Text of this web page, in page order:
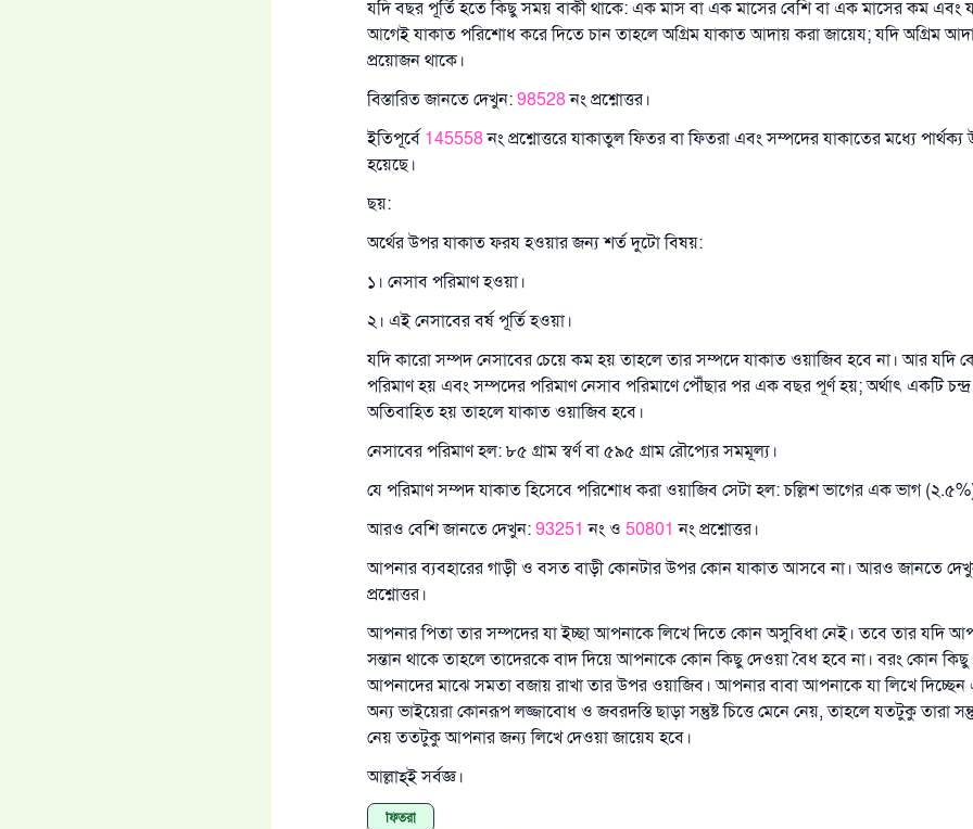
যদি বছর পূর্তি হতে কিছু সময় বাকী থাকে: এক মাস বা এক মাসের বেশি বা এক মাসের কম এবং
আগেই যাকাত পরিশোধ করে দিতে চান তাহলে অগ্রিম যাকাত আদায় করা জায়েয; যদি অগ্রিম
প্রয়োজন থাকে।
বিস্তারিত জানতে দেখুন: 98528নং প্রশ্নোত্তর।
ইতিপূর্বে 145558নং প্রশ্নোত্তরে যাকাতুল ফিতর বা ফিতরা এবং সম্পদের যাকাতের মধ্যে পার্থক্য
হয়েছে।
ছয়:
অর্থের উপর যাকাত ফরয হওয়ার জন্য শর্ত দুটো বিষয়:
১। নেসাব পরিমাণ হওয়া।
২। এই নেসাবের বর্ষ পূর্তি হওয়া।
যদি কারো সম্পদ নেসাবের চেয়ে কম হয় তাহলে তার সম্পদে যাকাত ওয়াজিব হবে না। আর যদি
পরিমাণ হয় এবং সম্পদের পরিমাণ নেসাব পরিমাণে পৌঁছার পর এক বছর পূর্ণ হয়; অর্থাৎ একটি চন্দ্র
অতিবাহিত হয় তাহলে যাকাত ওয়াজিব হবে।
নেসাবের পরিমাণ হল: ৮৫ গ্রাম স্বর্ণ বা ৫৯৫ গ্রাম রৌপ্যের সমমূল্য।
যে পরিমাণ সম্পদ যাকাত হিসেবে পরিশোধ করা ওয়াজিব সেটা হল: চল্লিশ ভাগের এক ভাগ
আরও বেশি জানতে দেখুন: 93251নং ও 50801নং প্রশ্নোত্তর।
আপনার ব্যবহারের গাড়ী ও বসত বাড়ী কোনটার উপর কোন যাকাত আসবে না। আরও জানতে
প্রশ্নোত্তর।
আপনার পিতা তার সম্পদের যা ইচ্ছা আপনাকে লিখে দিতে কোন অসুবিধা নেই। তবে তার যদি
সন্তান থাকে তাহলে তাদেরকে বাদ দিয়ে আপনাকে কোন কিছু দেওয়া বৈধ হবে না। বরং কোন কিছু
আপনাদের মাঝে সমতা বজায় রাখা তার উপর ওয়াজিব। আপনার বাবা আপনাকে যা লিখে
অন্য ভাইয়েরা কোনরূপ লজ্জাবোধ ও জবরদস্তি ছাড়া সন্তুষ্ট চিত্তে মেনে নেয়, তাহলে যতটুকু তারা
নেয় ততটুকু আপনার জন্য লিখে দেওয়া জায়েয হবে।
আল্লাহ্‌ই সর্বজ্ঞ।
ফিতরা
এখনই শরীক হোন